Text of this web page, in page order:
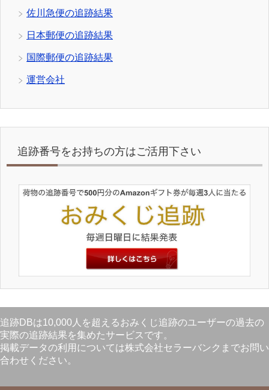
佐川急便の追跡結果
日本郵便の追跡結果
国際郵便の追跡結果
運営会社
追跡番号をお持ちの方はご活用下さい
追跡DBは10,000人を超えるおみくじ追跡のユーザーの過去の
実際の追跡結果を集めたサービスです。
掲載データの利用については株式会社セラーバンクまでお問い
合わせください。